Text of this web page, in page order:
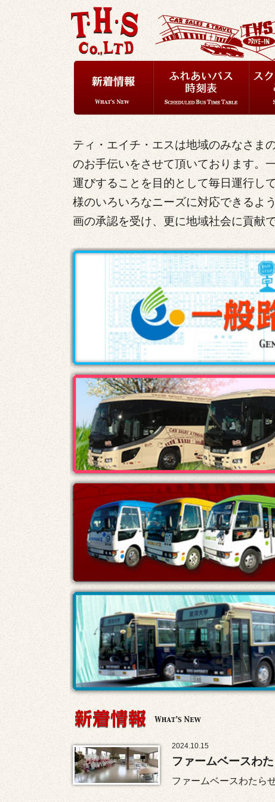
ティ・エイチ・エスは地域のみなさま
のお手伝いをさせて頂いております。
運びすることを目的として毎日運行し
様のいろいろなニーズに対応できるよ
画の承認を受け、更に地域社会に貢献
2024.10.15
ファームベースわ
ファームベースわたら